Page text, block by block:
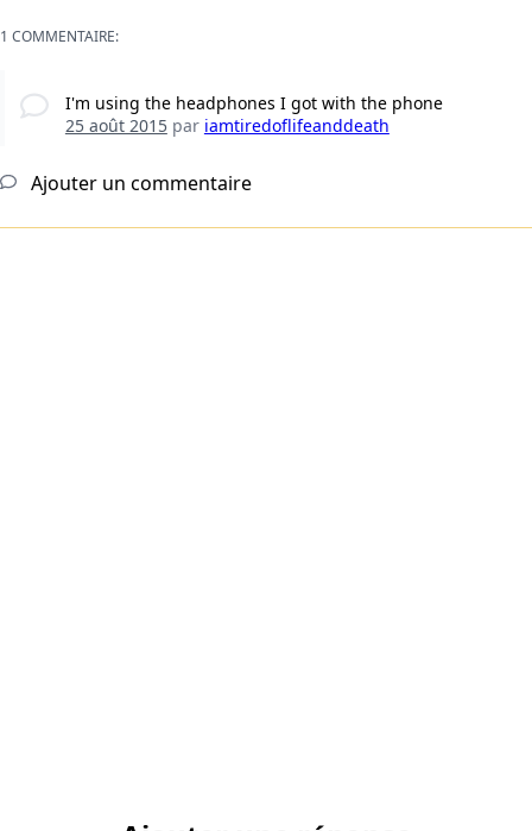
1 COMMENTAIRE:
I'm using the headphones I got with the phone
25 août 2015par iamtiredoflifeanddeath
Ajouter un commentaire